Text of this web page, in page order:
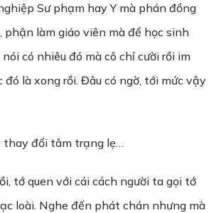
Sư phạm hay Y mà phán đồng
phận làm giáo viên mà để học sinh
có nhiêu đó mà cô chỉ cười rồi im
đó là xong rồi. Đâu có ngờ, tới mức vậy
thay đổi tâm trạng lẹ…
tớ quen với cái cách người ta gọi tớ
loài. Nghe đến phát chán nhưng mà